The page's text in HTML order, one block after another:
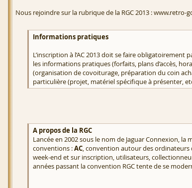
Nous rejoindre sur la rubrique de la RGC 2013 : www.retro-
Informations pratiques
L’inscription à l’AC 2013 doit se faire
les informations pratiques (forfaits, plans d’accès,
(organisation de covoiturage, préparation du coin
particulière (projet, matériel spécifique à présenter,
A propos de la RGC
Lancée en 2002 sous le nom de Jaguar Connexion,
conventions :AC, convention autour des
week-end et sur inscription, utilisateurs,
années passant la convention RGC tente de se